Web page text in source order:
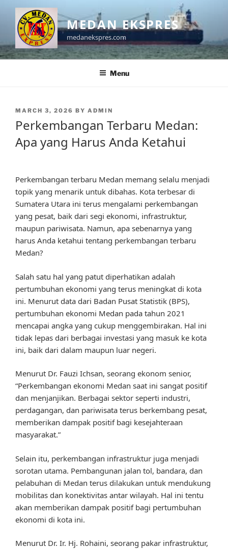
content
MEDAN EKSPRES
medanekspres.com
Menu
POSTED
MARCH 3, 2026 BY ADMIN
Perkembangan Terbaru Medan:
Apa yang Harus Anda Ketahui
Perkembangan terbaru Medan memang selalu menjadi
topik yang menarik untuk dibahas. Kota terbesar di
Sumatera Utara ini terus mengalami perkembangan
yang pesat, baik dari segi ekonomi, infrastruktur,
maupun pariwisata. Namun, apa sebenarnya yang
harus Anda ketahui tentang perkembangan terbaru
Medan?
Salah satu hal yang patut diperhatikan adalah
pertumbuhan ekonomi yang terus meningkat di kota
ini. Menurut data dari Badan Pusat Statistik (BPS),
pertumbuhan ekonomi Medan pada tahun 2021
mencapai angka yang cukup menggembirakan. Hal ini
tidak lepas dari berbagai investasi yang masuk ke kota
ini, baik dari dalam maupun luar negeri.
Menurut Dr. Fauzi Ichsan, seorang ekonom senior,
“Perkembangan ekonomi Medan saat ini sangat positif
dan menjanjikan. Berbagai sektor seperti industri,
perdagangan, dan pariwisata terus berkembang pesat,
memberikan dampak positif bagi kesejahteraan
masyarakat.”
Selain itu, perkembangan infrastruktur juga menjadi
sorotan utama. Pembangunan jalan tol, bandara, dan
pelabuhan di Medan terus dilakukan untuk mendukung
mobilitas dan konektivitas antar wilayah. Hal ini tentu
akan memberikan dampak positif bagi pertumbuhan
ekonomi di kota ini.
Menurut Dr. Ir. Hj. Rohaini, seorang pakar infrastruktur,